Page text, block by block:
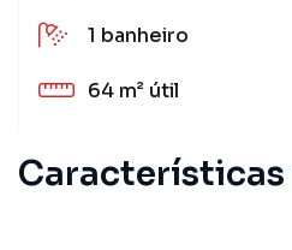
1 banheiro
64 m² útil